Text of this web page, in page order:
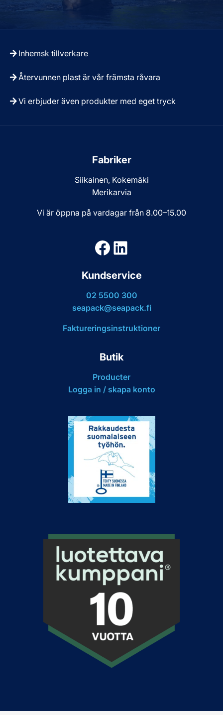
Inhemsk tillverkare
Återvunnen plast är vår främsta råvara
Vi erbjuder även produkter med eget tryck
Fabriker
Siikainen, Kokemäki
Merikarvia
Vi är öppna på vardagar från 8.00–15.00
Facebook
LinkedIn
Kundservice
02 5500 300
seapack@seapack.fi
Faktureringsinstruktioner
Butik
Producter
Logga in / skapa konto